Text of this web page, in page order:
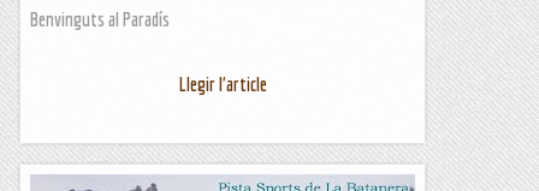
Benvinguts al Paradís
Llegir l'article